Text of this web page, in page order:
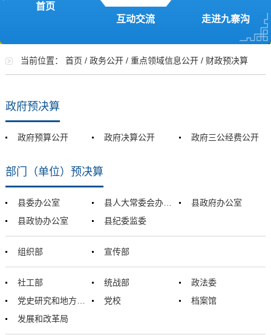
首页
互动交流 走进九寨沟
当前位置： 首页 / 政务公开/ 重点领域信息公开/ 财政预决算
政府预决算
政府预算公开 政府决算公开 政府三公经费公开
部门（单位）预决算
县委办公室
县政府办公室
县政协办公室
县纪委监委
组织部 宣传部
社工部 统战部
政法委
党校
档案馆
发展和改革局